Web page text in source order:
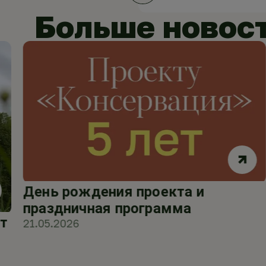
Больше
День рождения проекта и
праздничная программа
21.05.2026